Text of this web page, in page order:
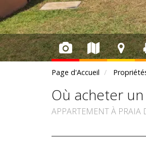
Page d'Accueil
Où acheter
APPARTEMENT À PRAIA